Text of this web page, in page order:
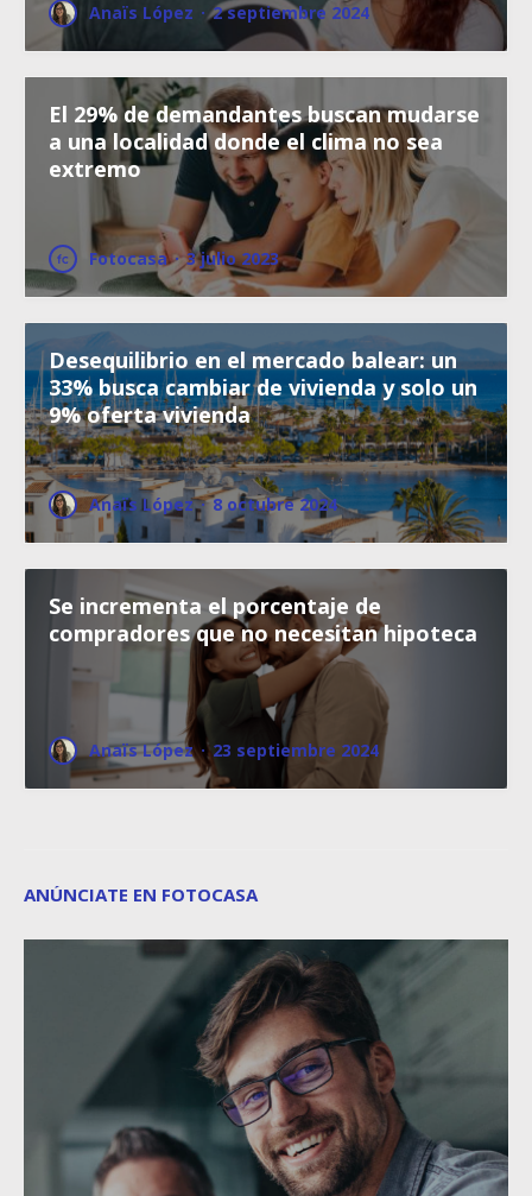
Anaïs López · 2 septiembre 2024
El 29% de demandantes buscan mudarse
a una localidad donde el clima no sea
extremo
Fotocasa · 3 julio 2023
Desequilibrio en el mercado balear: un
33% busca cambiar de vivienda y solo un
9% oferta vivienda
Anaïs López · 8 octubre 2024
Se incrementa el porcentaje de
compradores que no necesitan hipoteca
Anaïs López · 23 septiembre 2024
ANÚNCIATE EN FOTOCASA